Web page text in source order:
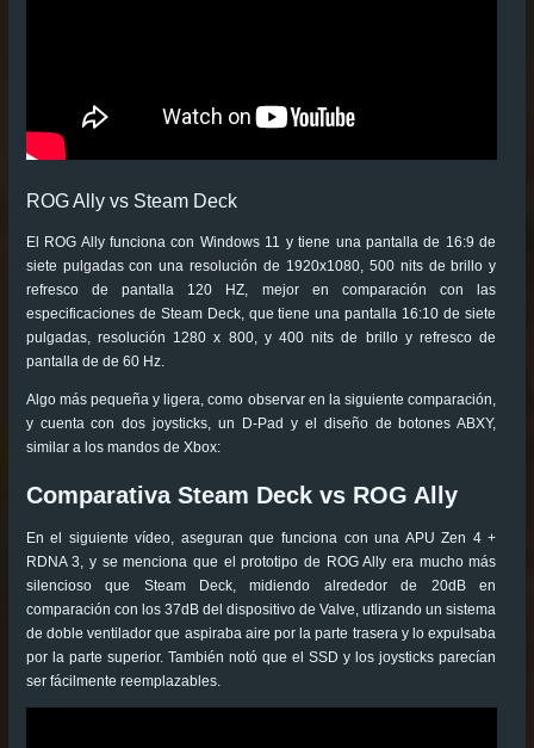
ROG Ally vs Steam Deck
El ROG Ally funciona con Windows 11 y tiene una pantalla de 16:9 de
siete pulgadas con una resolución de 1920x1080, 500 nits de brillo y
refresco de pantalla 120 HZ, mejor en comparación con las
especificaciones de Steam Deck, que tiene una pantalla 16:10 de siete
pulgadas, resolución 1280 x 800, y 400 nits de brillo y refresco de
pantalla de de 60 Hz.
Algo más pequeña y ligera, como observar en la siguiente comparación,
y cuenta con dos joysticks, un D-Pad y el diseño de botones ABXY,
similar a los mandos de Xbox:
Comparativa Steam Deck vs ROG Ally
En el siguiente vídeo, aseguran que funciona con una APU Zen 4 +
RDNA 3, y se menciona que el prototipo de ROG Ally era mucho más
silencioso que Steam Deck, midiendo alrededor de 20dB en
comparación con los 37dB del dispositivo de Valve, utlizando un sistema
de doble ventilador que aspiraba aire por la parte trasera y lo expulsaba
por la parte superior. También notó que el SSD y los joysticks parecían
ser fácilmente reemplazables.